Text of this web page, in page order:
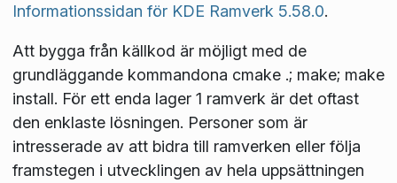
Informationssidan för KDE Ramverk 5.58.0.
Att bygga från källkod är möjligt med de
grundläggande kommandona cmake .; make; make
install. För ett enda lager 1 ramverk är det oftast
den enklaste lösningen. Personer som är
intresserade av att bidra till ramverken eller följa
framstegen i utvecklingen av hela uppsättningen